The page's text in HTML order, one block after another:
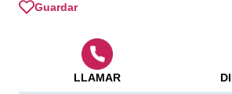
Guardar
LLAMAR